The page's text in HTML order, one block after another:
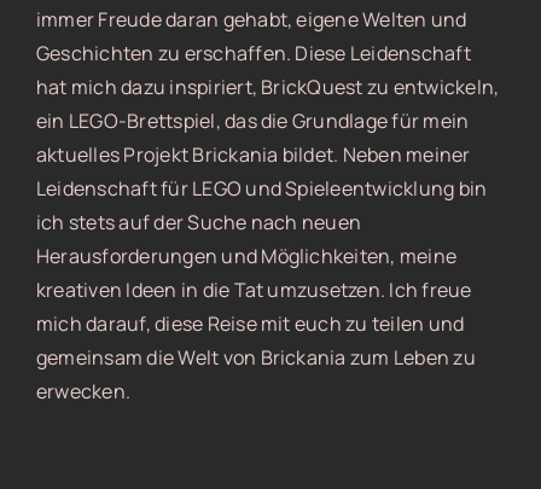
immer Freude daran gehabt, eigene Welten und
Geschichten zu erschaffen. Diese Leidenschaft
hat mich dazu inspiriert, BrickQuest zu entwickeln,
ein LEGO-Brettspiel, das die Grundlage für mein
aktuelles Projekt Brickania bildet. Neben meiner
Leidenschaft für LEGO und Spieleentwicklung bin
ich stets auf der Suche nach neuen
Herausforderungen und Möglichkeiten, meine
kreativen Ideen in die Tat umzusetzen. Ich freue
mich darauf, diese Reise mit euch zu teilen und
gemeinsam die Welt von Brickania zum Leben zu
erwecken.